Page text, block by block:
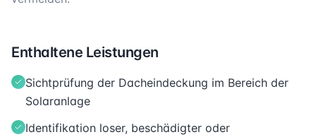
Enthaltene Leistungen
Sichtprüfung der Dacheindeckung im Bereich der
Solaranlage
Identifikation loser, beschädigter oder